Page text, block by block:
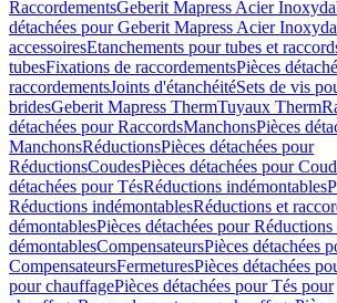
RaccordementsGeberit Mapress Acier
détachées pour Geberit Mapress Acier
accessoiresEtanchements pour tubes et
tubesFixations de raccordementsPièces
raccordementsJoints d'étanchéitéSets de vis
bridesGeberit Mapress ThermTuyaux Therm
détachées pour RaccordsManchonsPièces
ManchonsRéductionsPièces détachées pour
RéductionsCoudesPièces détachées pour
détachées pour TésRéductions indémontables
Réductions indémontablesRéductions et
démontablesPièces détachées pour Réductions
démontablesCompensateursPièces détachées
CompensateursFermeturesPièces détachées
pour chauffagePièces détachées pour Tés pour